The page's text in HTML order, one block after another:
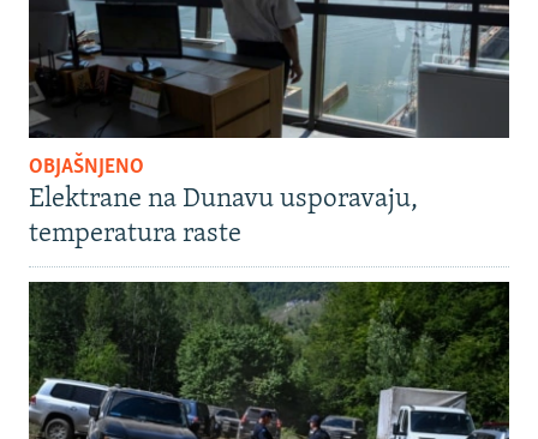
OBJAŠNJENO
Elektrane na Dunavu usporavaju,
temperatura raste